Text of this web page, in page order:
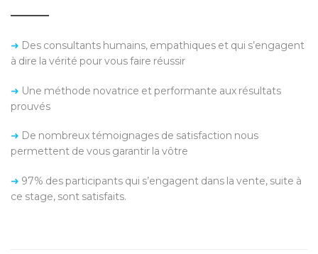
➜ Des consultants humains, empathiques et qui s’engagent
à dire la vérité pour vous faire réussir
➜ Une méthode novatrice et performante aux résultats
prouvés
➜ De nombreux témoignages de satisfaction nous
permettent de vous garantir la vôtre
➜ 97% des participants qui s’engagent dans la vente, suite à
ce stage, sont satisfaits.